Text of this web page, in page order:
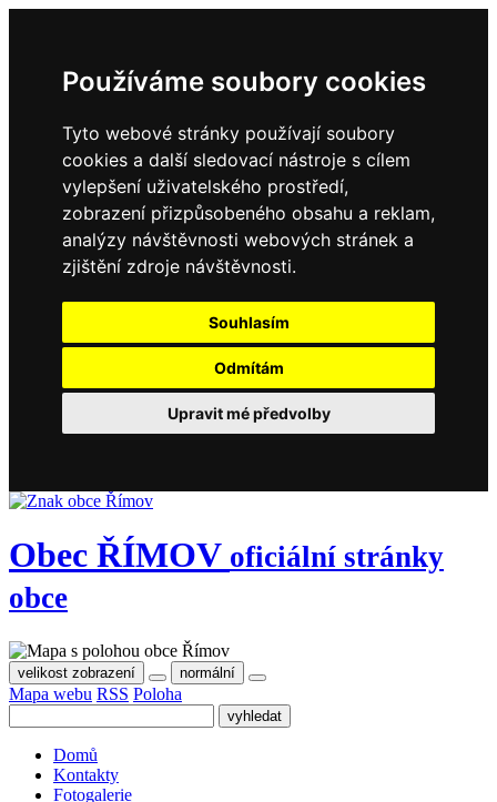
Používáme soubory cookies
Tyto webové stránky používají soubory
cookies a další sledovací nástroje s cílem
vylepšení uživatelského prostředí,
zobrazení přizpůsobeného obsahu a reklam,
analýzy návštěvnosti webových stránek a
zjištění zdroje návštěvnosti.
Souhlasím
Odmítám
Upravit mé předvolby
Obec ŘÍMOV oficiální stránky
obce
velikost zobrazení normální
Mapa webu RSS Poloha
Domů
Kontakty
Fotogalerie